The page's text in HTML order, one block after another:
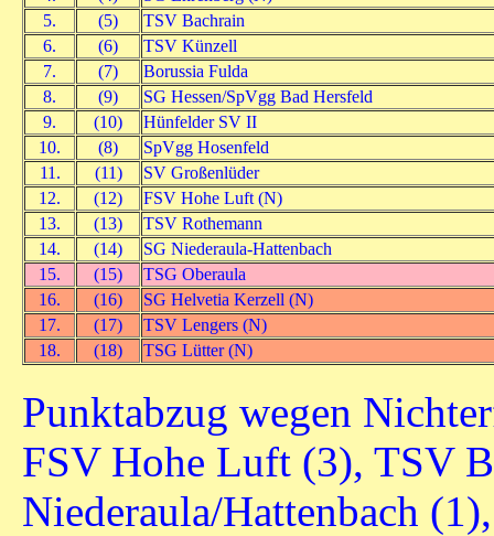
5.
(5)
TSV Bachrain
6.
(6)
TSV Künzell
7.
(7)
Borussia Fulda
8.
(9)
SG Hessen/SpVgg Bad Hersfeld
9.
(10)
Hünfelder SV II
10.
(8)
SpVgg Hosenfeld
11.
(11)
SV Großenlüder
12.
(12)
FSV Hohe Luft (N)
13.
(13)
TSV Rothemann
14.
(14)
SG Niederaula-Hattenbach
15.
(15)
TSG Oberaula
16.
(16)
SG Helvetia Kerzell (N)
17.
(17)
TSV Lengers (N)
18.
(18) TSG Lütter (N)
Punktabzug wegen
FSV Hohe Luft (3), TSV
Niederaula/Hattenbach